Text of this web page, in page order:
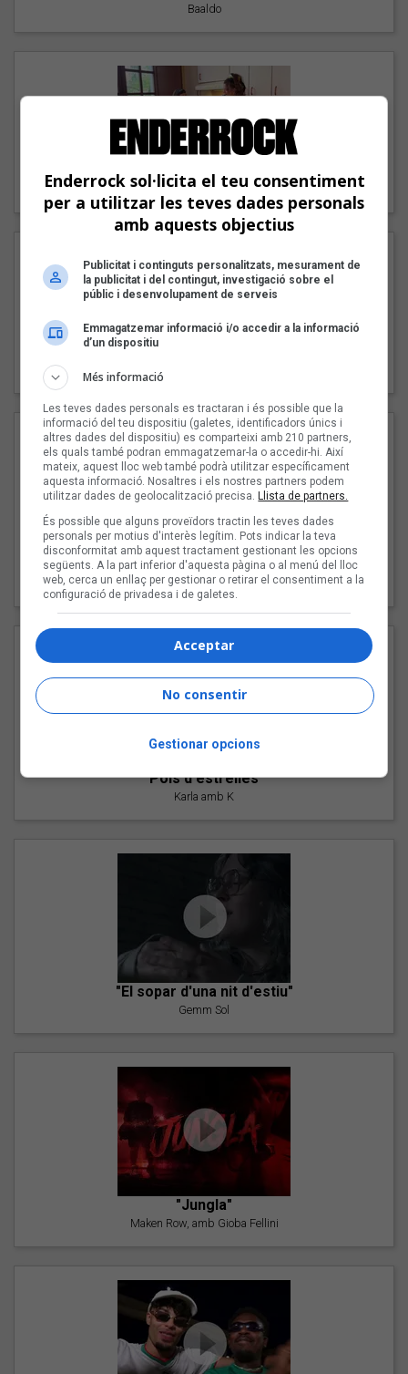
Baaldo
"Lo bueno y lo malo"
Carmen y María
Pep Álvarez amb Joan Muntaner (Xanguito)
"Les cabres"
94 Rules amb Compte
"Pols d'estrelles"
Karla amb K
"El sopar d'una nit d'estiu"
Gemm Sol
"Jungla"
Maken Row, amb Gioba Fellini
Enderrock sol·licita el teu consentiment
per a utilitzar les teves dades personals
amb aquests objectius
Publicitat i continguts personalitzats, mesurament de
la publicitat i del contingut, investigació sobre el
públic i desenvolupament de serveis
Emmagatzemar informació i/o accedir a la informació
d’un dispositiu
Més informació
Les teves dades personals es tractaran i és possible que la
informació del teu dispositiu (galetes, identificadors únics i
altres dades del dispositiu) es comparteixi amb 210 partners,
els quals també podran emmagatzemar-la o accedir-hi. Així
mateix, aquest lloc web també podrà utilitzar específicament
aquesta informació. Nosaltres i els nostres partners podem
utilitzar dades de geolocalització precisa.Llista de partners.
És possible que alguns proveïdors tractin les teves dades
personals per motius d'interès legítim. Pots indicar la teva
disconformitat amb aquest tractament gestionant les opcions
següents. A la part inferior d'aquesta pàgina o al menú del lloc
web, cerca un enllaç per gestionar o retirar el consentiment a la
configuració de privadesa i de galetes.
Acceptar
No consentir
Gestionar opcions